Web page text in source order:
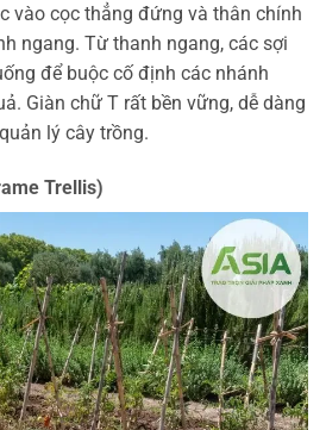
vào cọc thẳng đứng và thân chính
ngang. Từ thanh ngang, các sợi
để buộc cố định các nhánh
Giàn chữ T rất bền vững, dễ dàng
lý cây trồng.
Trellis)